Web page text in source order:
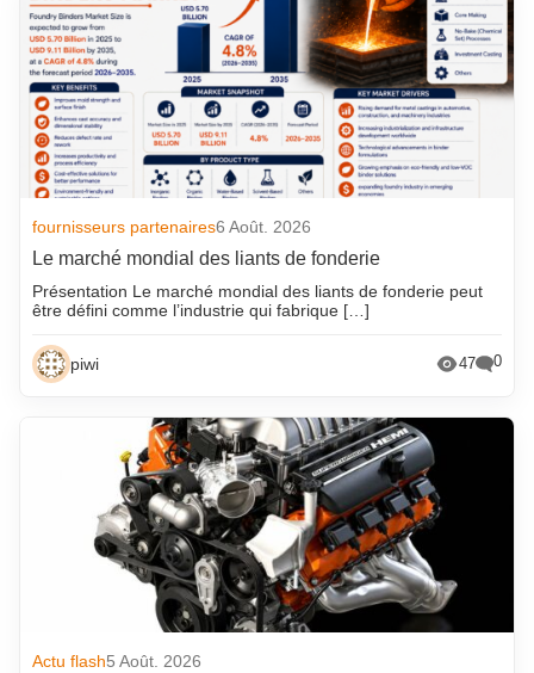
fournisseurs partenaires6 Août. 2026
Le marché mondial des liants de fonderie
Présentation Le marché mondial des liants de fonderie peut
être défini comme l’industrie qui fabrique […]
piwi 47 0
Actu flash5 Août. 2026